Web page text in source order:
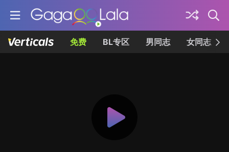
免费 BL专区 男同志 女同志